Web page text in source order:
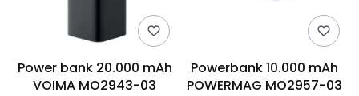
Power bank 20.000 mAh
VOIMA MO2943-03
Powerbank 10.000 mAh
POWERMAG MO2957-03